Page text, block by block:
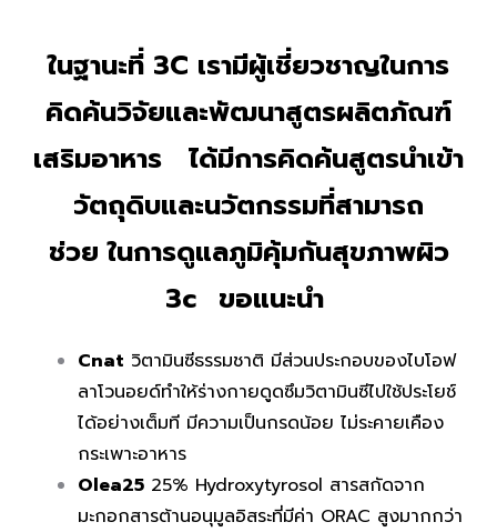
ในฐานะที่ 3C เรามีผู้เชี่ยวชาญในการ
คิดค้นวิจัยและพัฒนาสูตรผลิตภัณฑ์
เสริมอาหาร ได้มีการคิดค้นสูตรนำเข้า
วัตถุดิบและนวัตกรรมที่สามารถ
ช่วยในการดูแลภูมิคุ้มกันสุขภาพผิว
3c ขอแนะนำ
Cnat วิตามินซีธรรมชาติ มีส่วนประกอบของไบโอฟ
ลาโวนอยด์ทำให้ร่างกายดูดซึมวิตามินซีไปใช้ประโยช์
ได้อย่างเต็มที มีความเป็นกรดน้อย ไม่ระคายเคือง
กระเพาะอาหาร
Olea25 25% Hydroxytyrosol สารสกัดจาก
มะกอกสารต้านอนุมูลอิสระที่มีค่า ORAC สูงมากกว่า